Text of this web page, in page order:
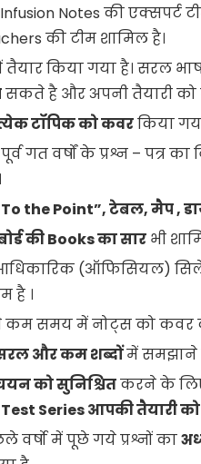
Notes की एक्सपर्ट
की टीम शामिल है।
तैयार किया गया है। सरल
सकते है और अपनी तैयारी
टॉपिक को कवरकिया
गत वर्षों के प्रश्न – पत्र का
the Point”,टेबल,मैप,
कीBooksका सार भी
(ऑफिसियल)
है ।
समय में नोट्स को कवर
और कम शब्दोंमें समझाने
को सुनिश्चितकरने के
Test Seriesआपकी तैयारी
वर्षो में पूछे गये प्रश्नों का